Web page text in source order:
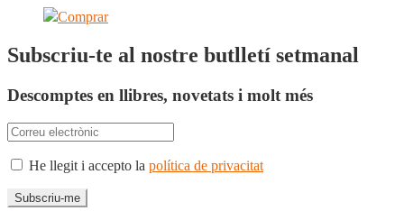
Comprar
Subscriu-te al nostre butlletí setmanal
Descomptes en llibres, novetats i molt més
He llegit i accepto la política de privacitat